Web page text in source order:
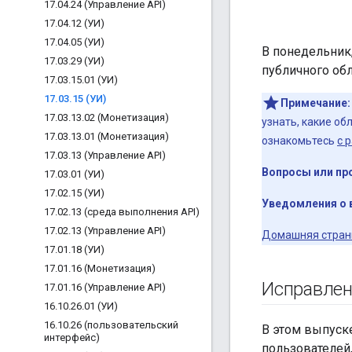
17.04.24 (Управление API)
17.04.12 (УИ)
17.04.05 (УИ)
17.03.29 (УИ)
17.03.15.01 (УИ)
17.03.15 (УИ)
17.03.13.02 (Монетизация)
17.03.13.01 (Монетизация)
17.03.13 (Управление API)
17.03.01 (УИ)
17.02.15 (УИ)
17.02.13 (среда выполнения API)
17.02.13 (Управление API)
17.01 .18 (УИ)
17.01 .16 (Монетизация)
17.01 .16 (Управление API)
16.10.26.01 (УИ)
16.10.26 (пользовательский
интерфейс)
В
публичного
Примечание:
узнать, какие
ознакомьтесь с
Вопросы или
Уведомления о
Домашняя
В этом